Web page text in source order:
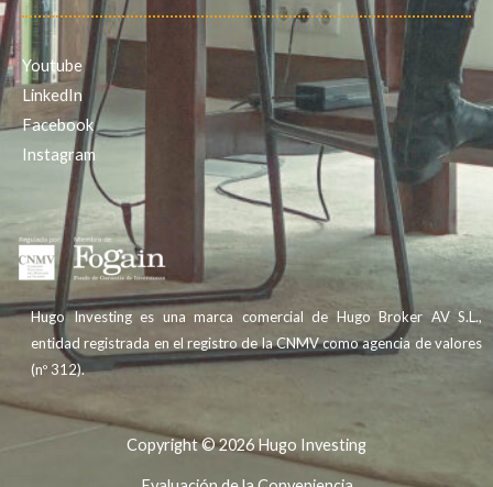
Youtube
LinkedIn
Facebook
Instagram
Hugo Investing es una marca comercial de Hugo Broker AV S.L.,
entidad registrada en el registro de la CNMV como agencia de valores
(nº 312).
Copyright © 2026 Hugo Investing